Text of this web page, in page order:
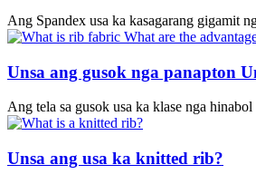
Ang Spandex usa ka kasagarang gigamit
Unsa ang gusok nga panapton
Ang tela sa gusok usa ka klase nga
Unsa ang usa ka knitted rib?